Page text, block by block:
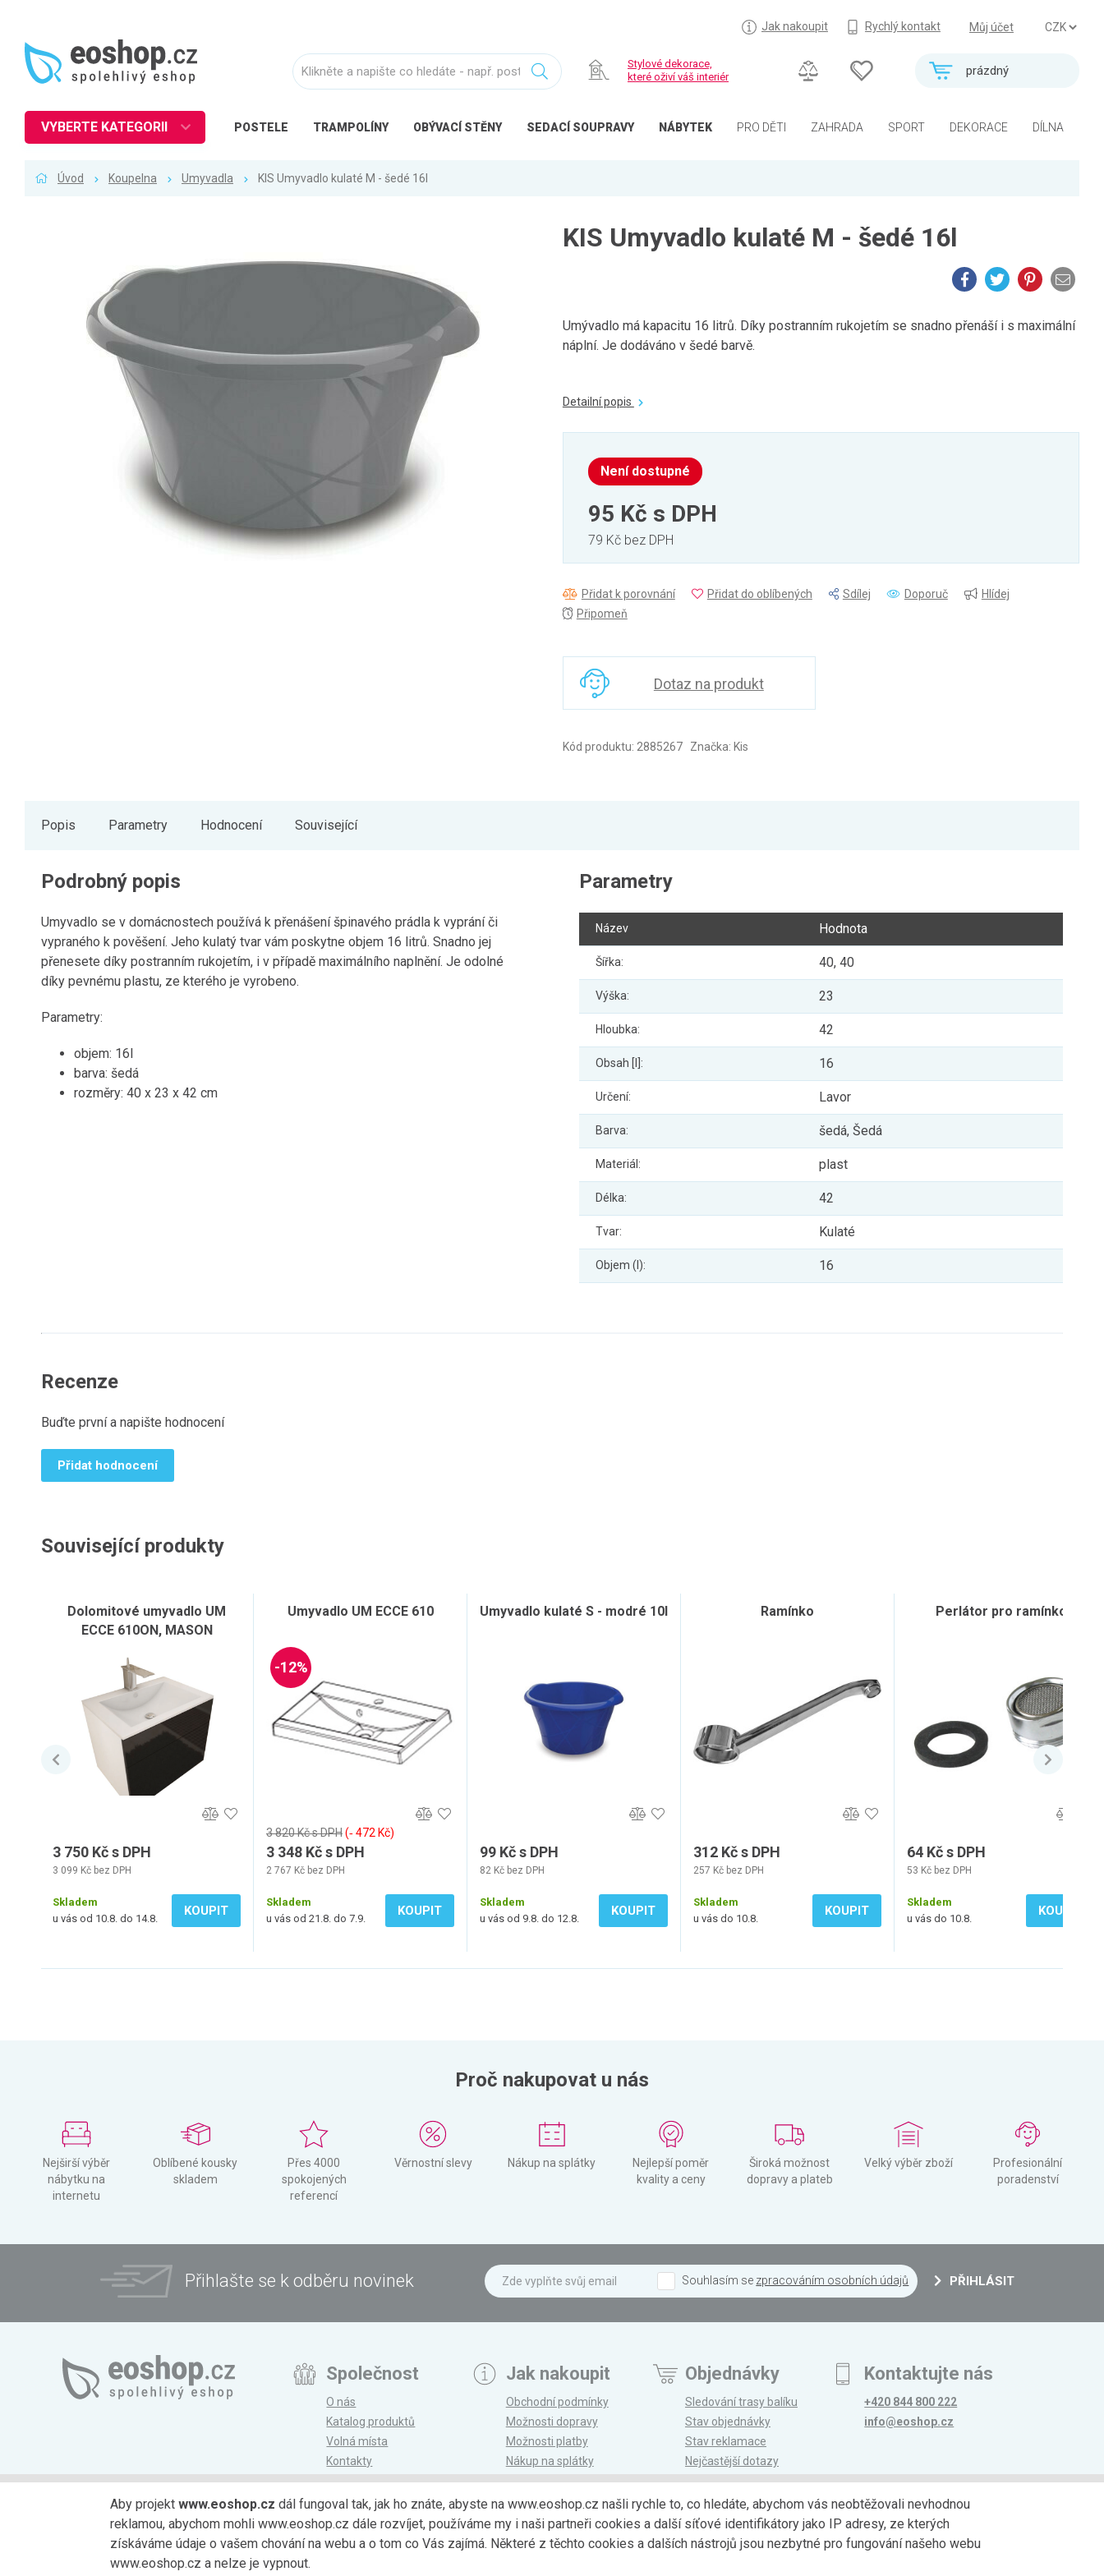
Můj účet
Jak nakoupit Rychlý kontakt
prázdný
Stylové dekorace,
které oživí váš interiér
POSTELE TRAMPOLÍNY OBÝVACÍ STĚNY SEDACÍ SOUPRAVY NÁBYTEK PRO DĚTI ZAHRADA SPORT DEKORACE DÍLNA
VYBERTE KATEGORII
Předsíň a chodba
Pracovna a kancelář
Koupelna
Balkon a terasa
Úvod Koupelna Umyvadla KIS Umyvadlo kulaté M - šedé 16l
KIS Umyvadlo kulaté M - šedé 16l
Umývadlo má kapacitu 16 litrů. Díky postranním rukojetím se snadno přenáší i s maximální
náplní. Je dodáváno v šedé barvě.
Detailní popis
Není dostupné
95 Kč s DPH
79 Kč bez DPH
Přidat k porovnání Přidat do oblíbených Sdílej Doporuč
Hlídej
Připomeň
Dotaz na produkt
Kód produktu: 2885267 Značka: Kis
Popis Parametry Hodnocení Související
Podrobný popis
Umyvadlo se v domácnostech používá k přenášení špinavého prádla k vyprání či
vypraného k pověšení. Jeho kulatý tvar vám poskytne objem 16 litrů. Snadno jej
přenesete díky postranním rukojetím, i v případě maximálního naplnění. Je odolné
díky pevnému plastu, ze kterého je vyrobeno.
Parametry:
objem: 16l
barva: šedá
rozměry: 40 x 23 x 42 cm
Parametry
Název Hodnota
Šířka: 40, 40
Výška: 23
Hloubka: 42
Obsah [l]: 16
Určení: Lavor
Barva: šedá, Šedá
Materiál: plast
Délka: 42
Tvar: Kulaté
Objem (l): 16
Recenze
Buďte první a napište hodnocení
Přidat hodnocení
Související produkty
Dolomitové umyvadlo UM
ECCE 610ON, MASON
3 750 Kč s DPH
3 099 Kč bez DPH
Skladem
u vás od 10.8. do 14.8.
KOUPIT
Umyvadlo UM ECCE 610
-12%
3 820 Kč s DPH(‐ 472 Kč)
3 348 Kč s DPH
2 767 Kč bez DPH
Skladem
u vás od 21.8. do 7.9.
KOUPIT
Umyvadlo kulaté S - modré 10l
99 Kč s DPH
82 Kč bez DPH
Skladem
u vás od 9.8. do 12.8.
KOUPIT
Ramínko
312 Kč s DPH
257 Kč bez DPH
Skladem
u vás do 10.8.
KOUPIT
Perlátor pro ramínko
64 Kč s DPH
53 Kč bez DPH
Skladem
u vás do 10.8.
KOUPIT
Proč nakupovat u nás
Nejširší výběr
nábytku na
internetu
Oblíbené kousky
skladem
Přes 4000
spokojených
referencí
Věrnostní slevy Nákup na splátky
Nejlepší poměr
kvality a ceny
Široká možnost
dopravy a plateb
Velký výběr zboží
Profesionální
poradenství
Přihlašte se k odběru novinek Souhlasím se zpracováním osobních údajů PŘIHLÁSIT
Společnost
O nás
Katalog produktů
Volná místa
Kontakty
Magazín
Jak nakoupit
Obchodní podmínky
Možnosti dopravy
Možnosti platby
Nákup na splátky
Reklamace a vrácení
Objednávky
Sledování trasy balíku
Stav objednávky
Stav reklamace
Nejčastější dotazy
Kontaktujte nás
+420 844 800 222
info@eoshop.cz
Možnosti platby Možnosti dopravy Partneři
Aby projektwww.eoshop.cz dál fungoval tak, jak ho znáte, abyste na www.eoshop.cz našli rychle to, co hledáte, abychom vás neobtěžovali nevhodnou
reklamou, abychom mohli www.eoshop.cz dále rozvíjet, používáme my i naši partneři cookies a další síťové identifikátory jako IP adresy, ze kterých
získáváme údaje o vašem chování na webu a o tom co Vás zajímá. Některé z těchto cookies a dalších nástrojů jsou nezbytné pro fungování našeho webu
www.eoshop.cz a nelze je vypnout.